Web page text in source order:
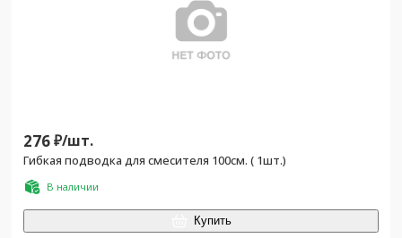
276₽/шт.
Гибкая подводка для смесителя 100см. ( 1шт.)
В наличии
Купить